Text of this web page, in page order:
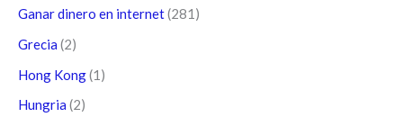
Ganar dinero en internet(281)
Grecia (2)
Hong Kong(1)
Hungria (2)